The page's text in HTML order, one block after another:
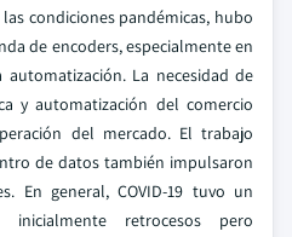
condiciones pandémicas, hubo
de encoders, especialmente en
La necesidad de
y automatización del comercio
del mercado. El trabajo
de datos también impulsaron
En general, COVID-19 tuvo un
inicialmente retrocesos pero